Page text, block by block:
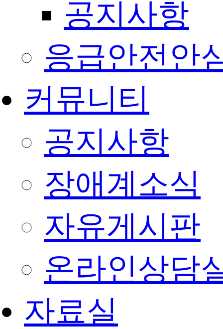
공지사항
응급안전안
커뮤니티
공지사항
장애계소식
자유게시판
온라인상담
자료실